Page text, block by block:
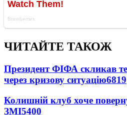
ЧИТАЙТЕ ТАКОЖ
Президент ФІФА скликав
через кризову ситуацію6819
Колишній клуб хоче
ЗМІ5400